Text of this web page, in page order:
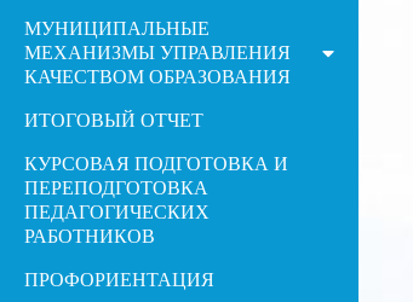
МУНИЦИПАЛЬНЫЕ
МЕХАНИЗМЫ УПРАВЛЕНИЯ
КАЧЕСТВОМ ОБРАЗОВАНИЯ
ИТОГОВЫЙ ОТЧЕТ
КУРСОВАЯ ПОДГОТОВКА И
ПЕРЕПОДГОТОВКА
ПЕДАГОГИЧЕСКИХ
РАБОТНИКОВ
ПРОФОРИЕНТАЦИЯ